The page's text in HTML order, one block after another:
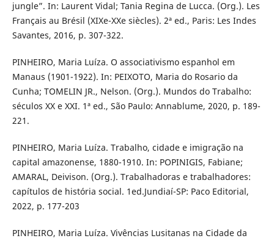
jungle”. In: Laurent Vidal; Tania Regina de Lucca. (Org.). Les
Français au Brésil (XIXe-XXe siècles). 2ª ed., Paris: Les Indes
Savantes, 2016, p. 307-322.
PINHEIRO, Maria Luíza. O associativismo espanhol em
Manaus (1901-1922). In: PEIXOTO, Maria do Rosario da
Cunha; TOMELIN JR., Nelson. (Org.). Mundos do Trabalho:
séculos XX e XXI. 1ª ed., São Paulo: Annablume, 2020, p. 189-
221.
PINHEIRO, Maria Luíza. Trabalho, cidade e imigração na
capital amazonense, 1880-1910. In: POPINIGIS, Fabiane;
AMARAL, Deivison. (Org.). Trabalhadoras e trabalhadores:
capítulos de história social. 1ed.Jundiaí-SP: Paco Editorial,
2022, p. 177-203
PINHEIRO, Maria Luíza. Vivências Lusitanas na Cidade da